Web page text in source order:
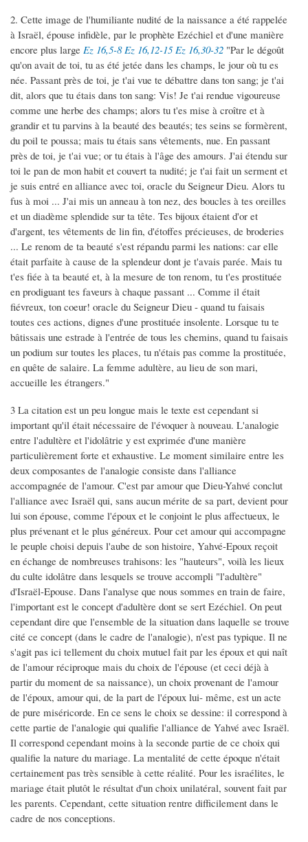
2. Cette image de l'humiliante nudité de la naissance a été rappelée
à Israël, épouse infidèle, par le prophète Ezéchiel et d'une manière
encore plus large Ez 16,5-8 Ez 16,12-15 Ez 16,30-32 "Par le dégoût
qu'on avait de toi, tu as été jetée dans les champs, le jour où tu es
née. Passant près de toi, je t'ai vue te débattre dans ton sang; je t'ai
dit, alors que tu étais dans ton sang: Vis! Je t'ai rendue vigoureuse
comme une herbe des champs; alors tu t'es mise à croître et à
grandir et tu parvins à la beauté des beautés; tes seins se formèrent,
du poil te poussa; mais tu étais sans vêtements, nue. En passant
près de toi, je t'ai vue; or tu étais à l'âge des amours. J'ai étendu sur
toi le pan de mon habit et couvert ta nudité; je t'ai fait un serment et
je suis entré en alliance avec toi, oracle du Seigneur Dieu. Alors tu
fus à moi ... J'ai mis un anneau à ton nez, des boucles à tes oreilles
et un diadème splendide sur ta tête. Tes bijoux étaient d'or et
d'argent, tes vêtements de lin fin, d'étoffes précieuses, de broderies
... Le renom de ta beauté s'est répandu parmi les nations: car elle
était parfaite à cause de la splendeur dont je t'avais parée. Mais tu
t'es fiée à ta beauté et, à la mesure de ton renom, tu t'es prostituée
en prodiguant tes faveurs à chaque passant ... Comme il était
fiévreux, ton coeur! oracle du Seigneur Dieu - quand tu faisais
toutes ces actions, dignes d'une prostituée insolente. Lorsque tu te
bâtissais une estrade à l'entrée de tous les chemins, quand tu faisais
un podium sur toutes les places, tu n'étais pas comme la prostituée,
en quête de salaire. La femme adultère, au lieu de son mari,
accueille les étrangers."
3 La citation est un peu longue mais le texte est cependant si
important qu'il était nécessaire de l'évoquer à nouveau. L'analogie
entre l'adultère et l'idolâtrie y est exprimée d'une manière
particulièrement forte et exhaustive. Le moment similaire entre les
deux composantes de l'analogie consiste dans l'alliance
accompagnée de l'amour. C'est par amour que Dieu-Yahvé conclut
l'alliance avec Israël qui, sans aucun mérite de sa part, devient pour
lui son épouse, comme l'époux et le conjoint le plus affectueux, le
plus prévenant et le plus généreux. Pour cet amour qui accompagne
le peuple choisi depuis l'aube de son histoire, Yahvé-Epoux reçoit
en échange de nombreuses trahisons: les "hauteurs", voilà les lieux
du culte idolâtre dans lesquels se trouve accompli "l'adultère"
d'Israël-Epouse. Dans l'analyse que nous sommes en train de faire,
l'important est le concept d'adultère dont se sert Ezéchiel. On peut
cependant dire que l'ensemble de la situation dans laquelle se trouve
cité ce concept (dans le cadre de l'analogie), n'est pas typique. Il ne
s'agit pas ici tellement du choix mutuel fait par les époux et qui naît
de l'amour réciproque mais du choix de l'épouse (et ceci déjà à
partir du moment de sa naissance), un choix provenant de l'amour
de l'époux, amour qui, de la part de l'époux lui- même, est un acte
de pure miséricorde. En ce sens le choix se dessine: il correspond à
cette partie de l'analogie qui qualifie l'alliance de Yahvé avec Israël.
Il correspond cependant moins à la seconde partie de ce choix qui
qualifie la nature du mariage. La mentalité de cette époque n'était
certainement pas très sensible à cette réalité. Pour les israélites, le
mariage était plutôt le résultat d'un choix unilatéral, souvent fait par
les parents. Cependant, cette situation rentre difficilement dans le
cadre de nos conceptions.